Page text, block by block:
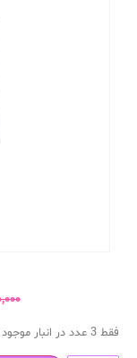
فقط 3 عدد در انبار موجود است